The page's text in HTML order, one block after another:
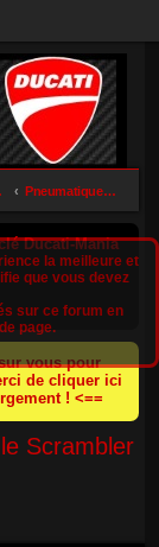
Pneumatiques (Scrambler 803)
Ducati-Mania
vous pour
de cliquer ici
! <==
Scrambler
la meilleure et
que vous devez
sur ce forum en
page.